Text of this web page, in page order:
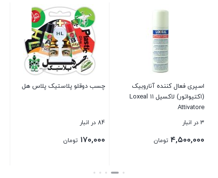
اسپری فعال کننده آناروبیک
(اکتیواتور) لاکسیل ۱۱ Loxeal
Attivatore
3 در انبار
۴,۵۰۰,۰۰۰ تومان
چسب دوقلو پلاستیک پلاس هل
84 در انبار
۱۷۰,۰۰۰ تومان
بستن